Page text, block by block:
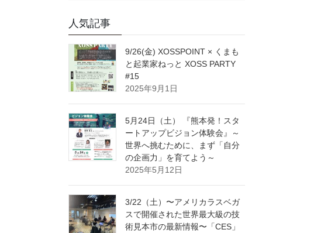
人気記事
9/26(金) XOSSPOINT × くまも
と起業家ねっと XOSS PARTY
#15
2025年9月1日
5月24日（土） 『熊本発！スタ
ートアップビジョン体験会』～
世界へ挑むために、まず「自分
の企画力」を育てよう～
2025年5月12日
3/22（土）〜アメリカラスベガ
スで開催された世界最大級の技
術見本市の最新情報〜「CES」